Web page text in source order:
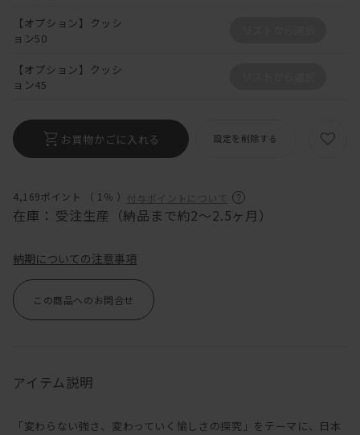
4,169ポイント （ 1％ ） 付与ポイントについて
在庫： 受注生産（納品まで約2〜2.5ヶ月）
【オプション】クッシ
ョン50
【オプション】クッシ
ョン45
お買物かごに入れる 設定を削除する
納期についての注意事項
この商品へのお問合せ
アイテム説明
「変わらない強さ、変わっていく愉しさの探究」をテーマに、日本